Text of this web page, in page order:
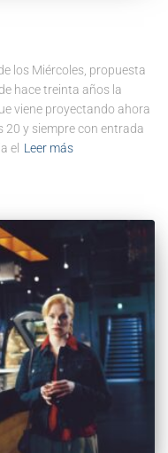
los Miércoles, propuesta
hace treinta años la
viene proyectando ahora
20 y siempre con entrada
el Leer más